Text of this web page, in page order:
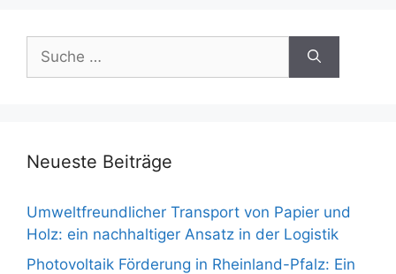
Suche
nach:
Neueste Beiträge
Umweltfreundlicher Transport von Papier und
Holz: ein nachhaltiger Ansatz in der Logistik
Photovoltaik Förderung in Rheinland-Pfalz: Ein